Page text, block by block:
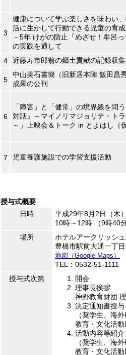
3
健康について学ぶ楽しさを味わい
活に生かして行動できる児童の育成
－5年 けがの防止「めざせ！牟呂っ
の実践を通して
4
近藤寿市郎翁の郷土貢献の記録収
5
中山美石書簡（旧新居本陣 飯田昌
成果の公刊
6
「障害」と「健常」の境界線を問
対話』～マイノリマジョリテ・ト
～」上映会＆トーク in とよはし（
7 児童養護施設での学習支援活動
授与式概要
日時
平成29年8月2日（木）
10時～12時 （9時40
場所
ホテルアークリッシ
豊橋市駅前大通一丁
地図（Google Maps）
TEL：0532-51-1111
授与式次第
開会
理事長挨拶
神野教育財団
決定通知書授与
（奨学生、海
教育・文化活動
活動内容等紹介
（奨学生、海
教育・文化活動